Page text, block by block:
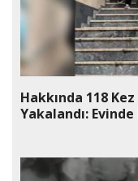
Hakkında 118
Yakalandı: